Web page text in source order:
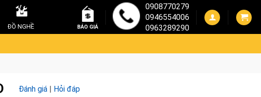
ĐỒ NGHỀ BÁO GIÁ
0908770279
0946554006
0963289290
Đánh giá | Hỏi đáp